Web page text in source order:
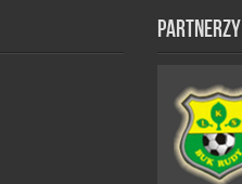
Partnerzy